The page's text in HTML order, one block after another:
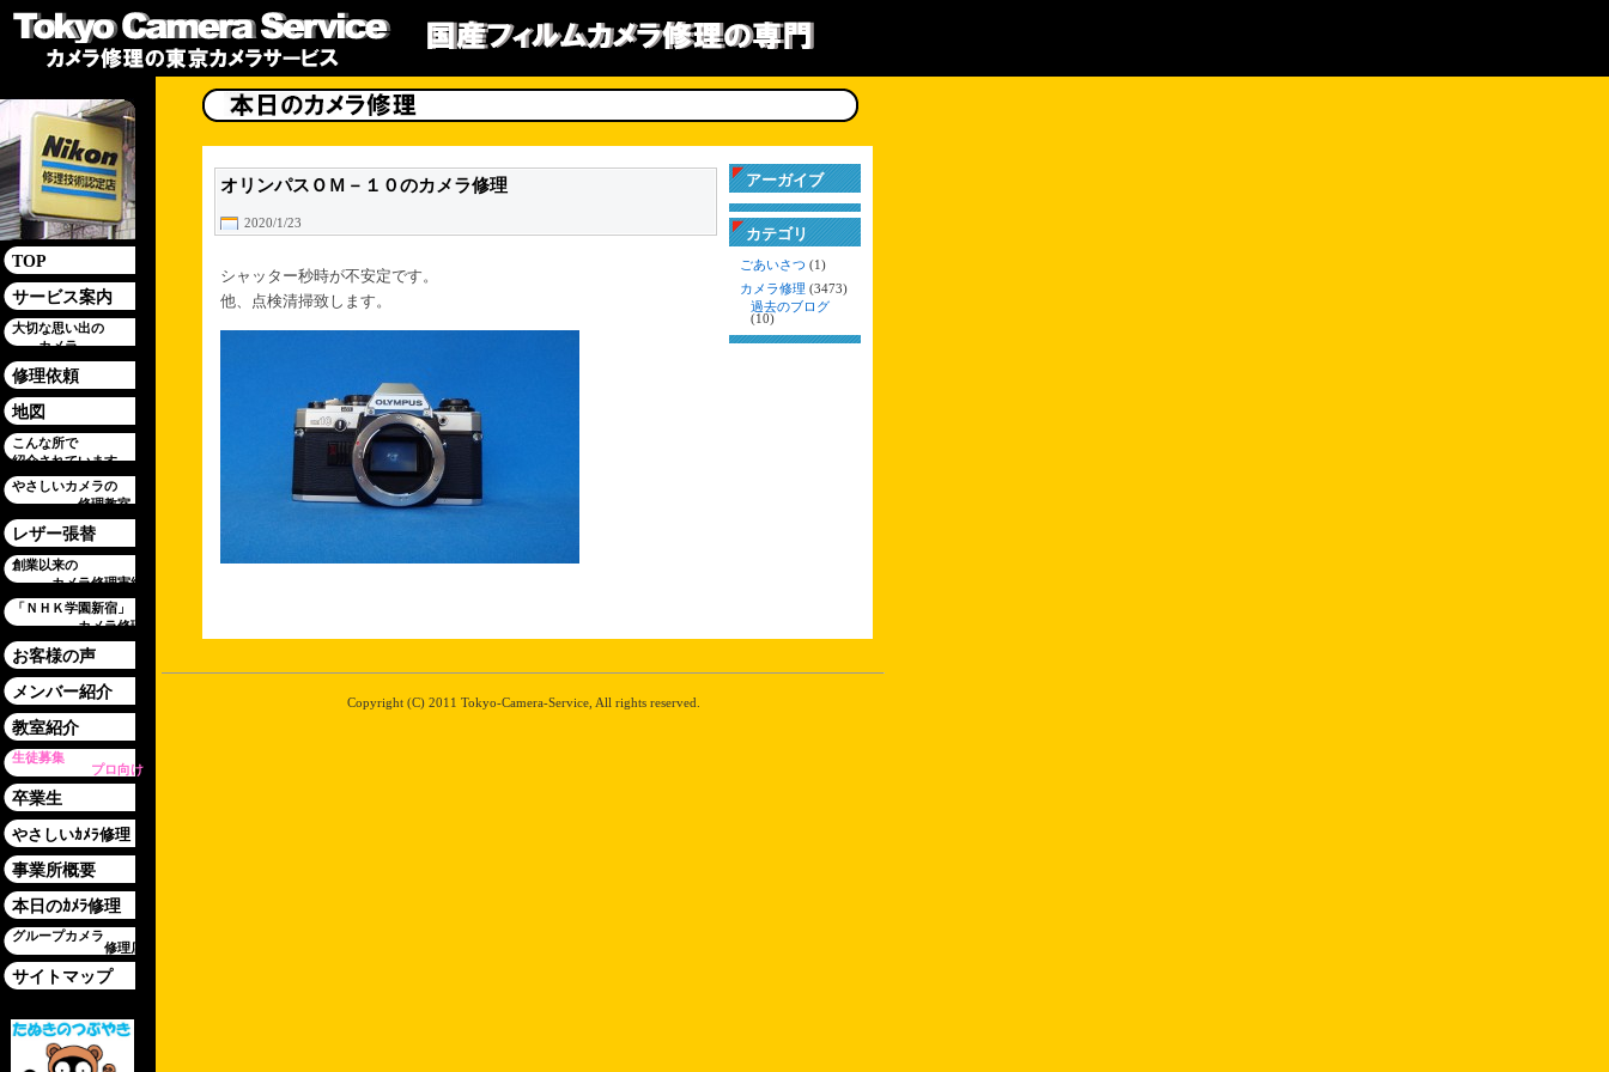
TOP
サービス案内
大切な思い出の
カメラ
修理依頼
地図
こんな所で
紹介されています
やさしいカメラの
修理教室
レザー張替
創業以来の
カメラ修理実績
「ＮＨＫ学園新宿」
カメラ修理
お客様の声
メンバー紹介
教室紹介
生徒募集
プロ向け
卒業生
やさしいｶﾒﾗ修理
事業所概要
本日のｶﾒﾗ修理
グループカメラ
修理店
サイトマップ
オリンパスＯＭ－１０のカメラ修理
2020/1/23
シャッター秒時が不安定です。
他、点検清掃致します。
アーガイブ
カテゴリ
ごあいさつ (1)
カメラ修理 (3473)
過去のブログ
(10)
Copyright (C) 2011 Tokyo-Camera-Service, All rights reserved.